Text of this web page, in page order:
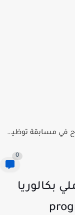
منصة توظيف الأساتذة .. الآن إعلان النتائج جميع الولات 2026...
بكالوريا